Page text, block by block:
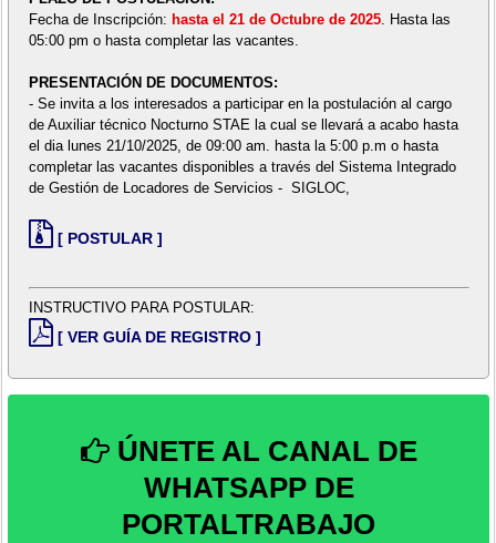
Fecha de Inscripción: hasta el 21 de Octubre de 2025. Hasta las
05:00 pm o hasta completar las vacantes.
PRESENTACIÓN DE DOCUMENTOS:
- Se invita a los interesados a participar en la postulación al cargo
de Auxiliar técnico Nocturno STAE la cual se llevará a acabo hasta
el dia lunes 21/10/2025, de 09:00 am. hasta la 5:00 p.m o hasta
completar las vacantes disponibles a través del Sistema Integrado
de Gestión de Locadores de Servicios - SIGLOC,
[ POSTULAR ]
INSTRUCTIVO PARA POSTULAR:
[ VER GUÍA DE REGISTRO ]
ÚNETE AL CANAL DE
WHATSAPP DE
PORTALTRABAJO